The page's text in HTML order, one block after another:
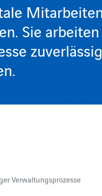
Sie
Verwaltungsprozesse